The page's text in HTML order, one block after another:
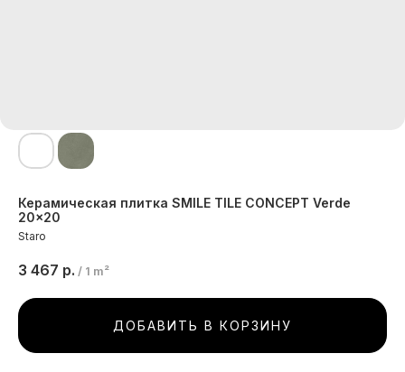
Керамическая плитка SMILE TILE CONCEPT Verde
20x20
Staro
3 467 р. / 1 m²
ДОБАВИТЬ В КОРЗИНУ